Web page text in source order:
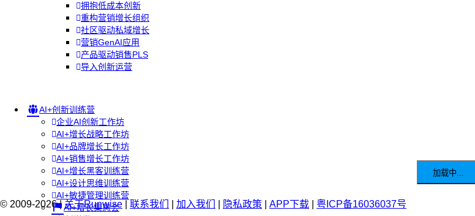
拥抱低成本创新
重构营销增长组织
社区驱动私域增长
营销GenAI应用
产品驱动销售PLS
导入创新运营
AI+创新训练营
企业AI创新工作坊
AI+增长战略工作坊
AI+品牌增长工作坊
AI+销售增长工作坊
AI+增长黑客训练营
AI+设计思维训练营
AI+敏捷管理训练营
AI+增长集思会
加载中...
© 2009-2026 | 关于Runwise 联系我们 加入我们 隐私政策 APP下载 粤ICP备16036037号